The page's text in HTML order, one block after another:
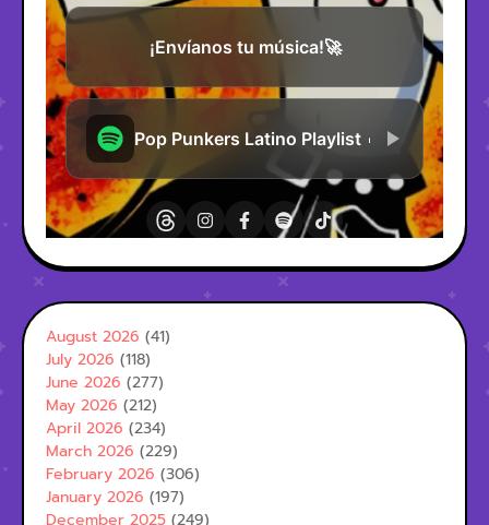
August 2026 (41)
July 2026 (118)
June 2026 (277)
May 2026 (212)
April 2026 (234)
March 2026 (229)
February 2026 (306)
January 2026 (197)